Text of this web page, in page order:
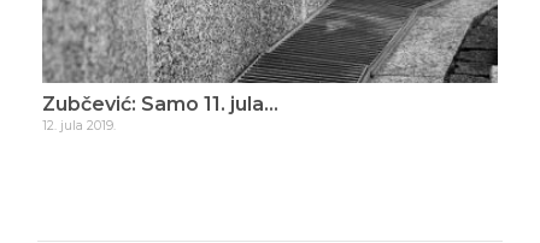
Zubčević: Samo 11. jula…
12. jula 2019.